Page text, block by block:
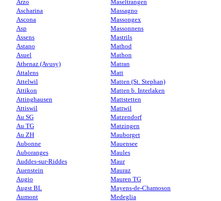
Arzo
Ascharina
Ascona
Asp
Assens
Astano
Asuel
Athenaz (Avusy)
Attalens
Attelwil
Attikon
Attinghausen
Attiswil
Au SG
Au TG
Au ZH
Aubonne
Auboranges
Auddes-sur-Riddes
Auenstein
Augio
Augst BL
Aumont
Maseltrangen
Massagno
Massongex
Massonnens
Mastrils
Mathod
Mathon
Matran
Matt
Matten (St. Stephan)
Matten b. Interlaken
Mattstetten
Mattwil
Matzendorf
Matzingen
Mauborget
Mauensee
Maules
Maur
Mauraz
Mauren TG
Mayens-de-Chamoson
Medeglia